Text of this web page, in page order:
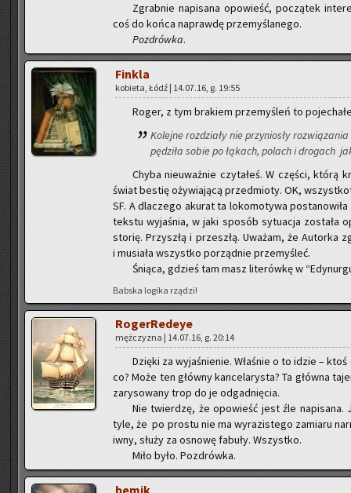
Zgrab­nie na­pi­sa­na opo­wieść, po­czą­tek
coś do końca na­praw­dę prze­my­śla­ne­go.
Po­zdrów­ka.
Fin­kla
ko­bie­ta, Łódź | 14.07.16, g. 19:55
Roger, z tym bra­kiem prze­my­śleń to
Ko­lej­ne roz­dzia­ły nie przy­nio­sły
pę­dzi­ła sobie po łą­kach, po­lach i dro­gach
Chyba nie­uważ­nie czy­ta­łeś. W czę­ści, którą
świat be­stię oży­wia­ją­cą przed­mio­ty. OK,
SF. A dla­cze­go aku­rat ta lo­ko­mo­ty­wa
tek­stu wy­ja­śnia, w jaki spo­sób sy­tu­acja zo­sta­ła
sto­rię. Przy­szłą i prze­szłą. Uwa­żam, że Au­tor­ka
i mu­sia­ła wszyst­ko po­rząd­nie prze­my­śleć.
Śnią­ca, gdzieś tam masz li­te­rów­kę w
Bab­ska lo­gi­ka rzą­dzi!
Ro­ger­Re­deye
męż­czy­zna | 14.07.16, g. 20:14
Dzię­ki za wy­ja­śnie­nie. Wła­śnie o to idzie –
co? Może ten głów­ny kan­ce­la­ry­sta? Ta głów­na
za­ry­so­wa­ny trop do je od­gad­nię­cia.
Nie twier­dzę, że opo­wieść jest źle
tyle, że po pro­stu nie ma wy­ra­zi­ste­go za­mia­ru
iw­ny, służy za osno­wę fa­bu­ły. Wszyst­ko.
Miło było. Po­zdrów­ka.
bemik